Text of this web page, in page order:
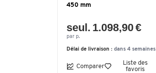
450 mm
seul. 1.098,90 €
par p.
Délai de livraison : dans 4 semaines
Comparer
Liste des
favoris